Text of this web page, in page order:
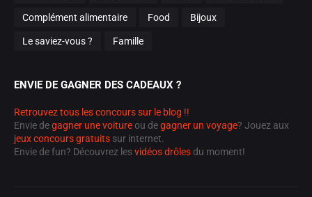
Complément alimentaire Food Bijoux
Le saviez-vous ? Famille
ENVIE DE GAGNER DES CADEAUX ?
Retrouvez tous les concours sur le blog !!
Envie degagner une voiture ou degagner un voyage? Jouez aux
jeux concours gratuits sur internet.
Envie de fun? Découvrez lesvidéos drôles du moment!